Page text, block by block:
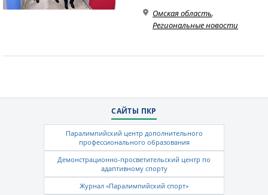
Омская область,
Региональные новости
САЙТЫ ПКР
Паралимпийский центр дополнительного
профессионального образования
Демонстрационно-просветительский центр по
адаптивному спорту
Журнал «Паралимпийский спорт»